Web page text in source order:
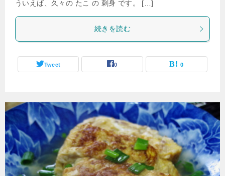
ういえば、久々の たこ の 刺身 です。 […]
続きを読む
Tweet 0 0